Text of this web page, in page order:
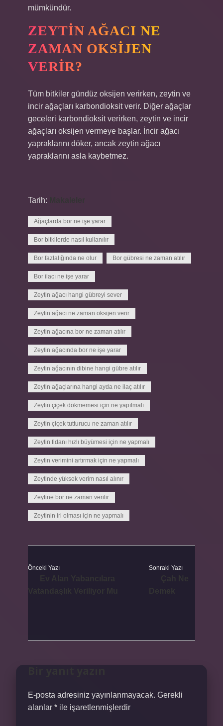
mümkündür.
ZEYTIN AĞACI NE
ZAMAN OKSIJEN
VERIR?
Tüm bitkiler gündüz oksijen verirken, zeytin ve
incir ağaçları karbondioksit verir. Diğer ağaçlar
geceleri karbondioksit verirken, zeytin ve incir
ağaçları oksijen vermeye başlar. İncir ağacı
yapraklarını döker, ancak zeytin ağacı
yapraklarını asla kaybetmez.
Tarih:
Ağaçlarda bor ne işe yarar
Bor bitkilerde nasıl kullanılır
Bor fazlalığında ne olur Bor gübresi ne zaman atılır
Bor ilacı ne işe yarar
Zeytin ağacı hangi gübreyi sever
Zeytin ağacı ne zaman oksijen verir
Zeytin ağacına bor ne zaman atılır
Zeytin ağacında bor ne işe yarar
Zeytin ağacının dibine hangi gübre atılır
Zeytin ağaçlarına hangi ayda ne ilaç atılır
Zeytin çiçek dökmemesi için ne yapılmalı
Zeytin çiçek tutturucu ne zaman atılır
Zeytin fidanı hızlı büyümesi için ne yapmalı
Zeytin verimini artırmak için ne yapmalı
Zeytinde yüksek verim nasıl alınır
Zeytine bor ne zaman verilir
Zeytinin iri olması için ne yapmalı
Önceki Yazı Sonraki Yazı
E-posta adresiniz yayınlanmayacak. Gerekli
alanlar * ile işaretlenmişlerdir